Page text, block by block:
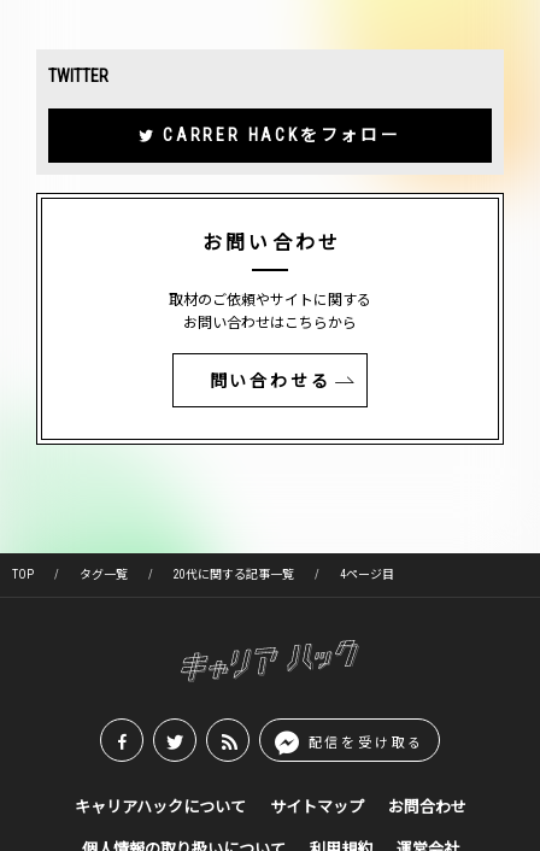
TWITTER
CARRER HACKをフォロー
お問い合わせ
取材のご依頼やサイトに関する
お問い合わせはこちらから
問い合わせる
TOP タグ一覧 20代に関する記事一覧 4ページ目
配信を受け取る
キャリアハックについて サイトマップ お問合わせ